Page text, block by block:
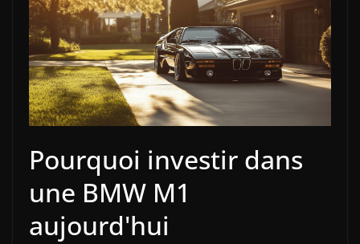
Pourquoi investir dans
une BMW M1
aujourd'hui